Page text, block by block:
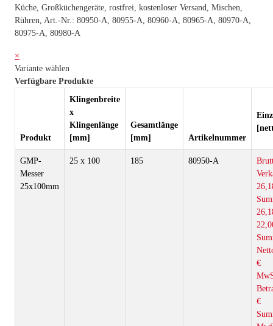
Küche, Großküchengeräte, rostfrei, kostenloser Versand, Mischen,
Rühren, Art.-Nr.: 80950-A, 80955-A, 80960-A, 80965-A, 80970-A,
80975-A, 80980-A
×
Variante wählen
Verfügbare Produkte
Produkt
Klingenbreite
x
Klingenlänge
[mm]
Gesamtlänge
[mm]
Artikelnummer
GMP-
Messer
25x100mm
25 x 100 185 80950-A
€
€